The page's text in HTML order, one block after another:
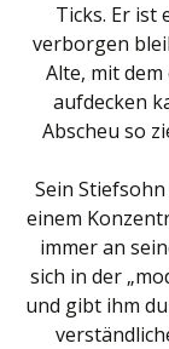
Ticks. Er ist
verborgen
Alte, mit
aufdecken
Abscheu so
Sein
einem
immer an
sich in der
und gibt ihm